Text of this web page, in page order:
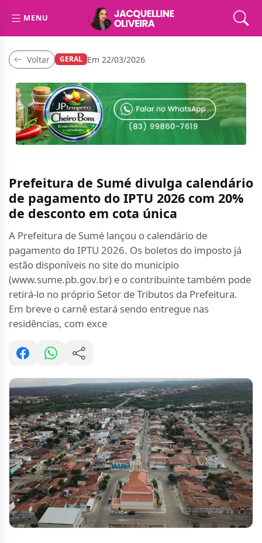
MENU
Voltar GERAL Em 22/03/2026
Prefeitura de Sumé divulga calendário
de pagamento do IPTU 2026 com 20%
de desconto em cota única
A Prefeitura de Sumé lançou o calendário de
pagamento do IPTU 2026. Os boletos do imposto já
estão disponíveis no site do município
(www.sume.pb.gov.br) e o contribuinte também pode
retirá-lo no próprio Setor de Tributos da Prefeitura.
Em breve o carnê estará sendo entregue nas
residências, com exce